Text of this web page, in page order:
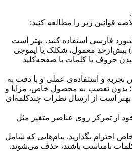
قوانین زیر را مطالعه کنید:
فارسی استفاده کنید. بهتر است
از فضای خالی (Space) بیش‌از‌حدِ معمول، شکلک یا ایموجی
حروف یا کلمات با صفحه‌کلید
تجربه و استفاده‌ی عملی و با دقت به
بدون تعصب به محصول خاص، مزایا و
بهتر است از ارسال نظرات چندکلمه‌‌ای
از تمرکز روی عناصر متغیر مثل
احترام بگذارید. پیام‌هایی که شامل
نامناسب باشند، حذف می‌شوند.